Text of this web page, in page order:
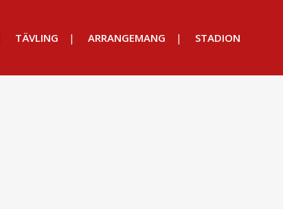
TÄVLING ARRANGEMANG STADION